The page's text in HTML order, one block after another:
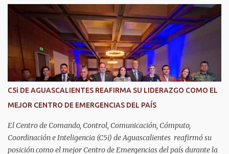
s
C5i DE AGUASCALIENTES REAFIRMA SU LIDERAZGO COMO EL
MEJOR CENTRO DE EMERGENCIAS DEL PAÍS
El Centro de Comando, Control, Comunicación, Cómputo,
Coordinación e Inteligencia (C5i) de Aguascalientes reafirmó su
posición como el mejor Centro de Emergencias del país durante la